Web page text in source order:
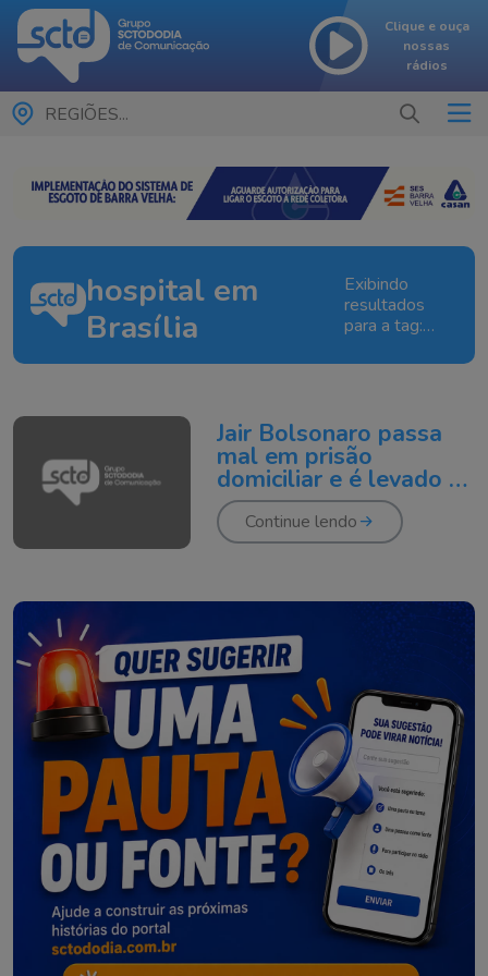
Clique e ouça
nossas
rádios
REGIÕES...
hospital em
Brasília
Exibindo
resultados
para a tag:
Brasília
Jair Bolsonaro passa
mal em prisão
domiciliar e é levado a
hospital em Brasília
Continue lendo